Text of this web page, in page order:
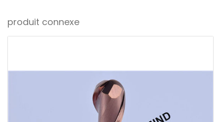
produit connexe